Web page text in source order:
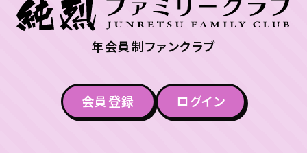
年会員制ファンクラブ
会員登録 ログイン